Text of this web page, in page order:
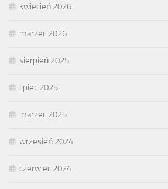
kwiecień 2026
marzec 2026
sierpień 2025
lipiec 2025
marzec 2025
wrzesień 2024
czerwiec 2024